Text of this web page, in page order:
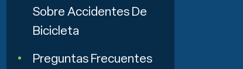
Sobre Accidentes De
Bicicleta
Preguntas Frecuentes